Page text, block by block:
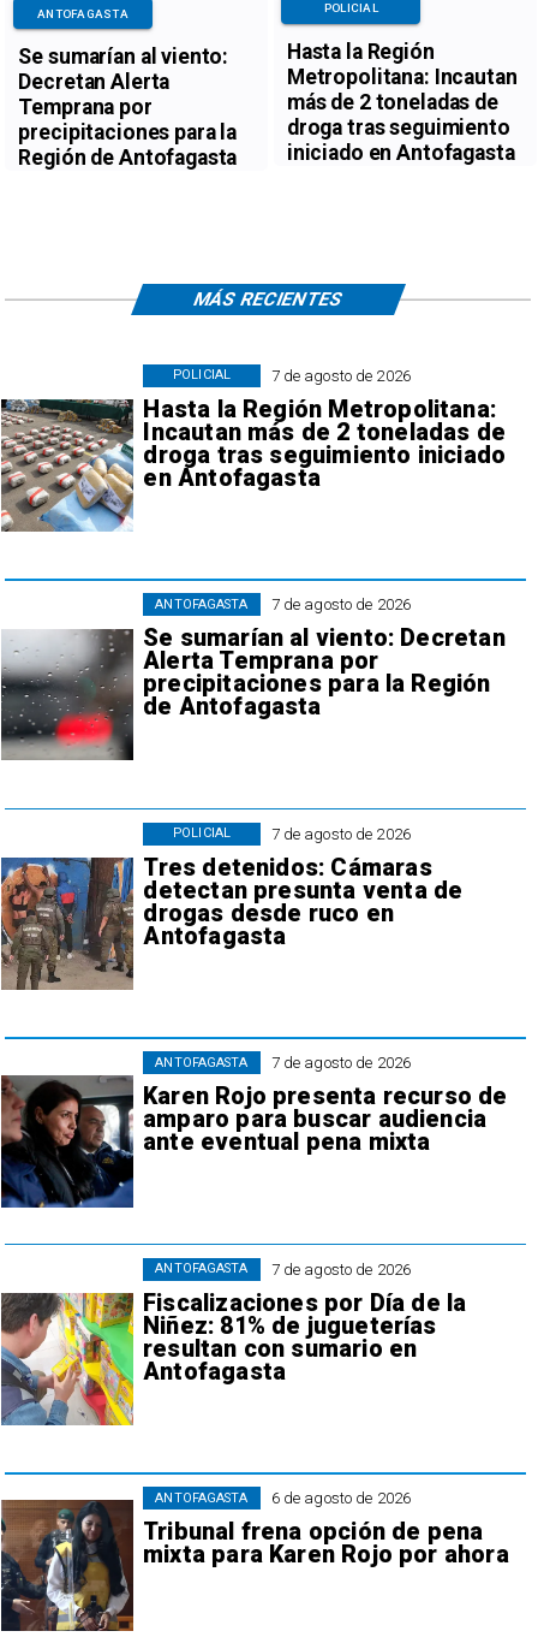
Se sumarían al viento:
Decretan Alerta
Temprana por
precipitaciones para la
Región de Antofagasta
ANTOFAGASTA
Hasta la Región
Metropolitana: Incautan
más de 2 toneladas de
droga tras seguimiento
iniciado en Antofagasta
POLICIAL
7 de agosto de 2026
Hasta la Región Metropolitana:
Incautan más de 2 toneladas de
droga tras seguimiento iniciado
en Antofagasta
POLICIAL
7 de agosto de 2026
Se sumarían al viento: Decretan
Alerta Temprana por
precipitaciones para la Región
de Antofagasta
ANTOFAGASTA
7 de agosto de 2026
Tres detenidos: Cámaras
detectan presunta venta de
drogas desde ruco en
Antofagasta
POLICIAL
7 de agosto de 2026
Karen Rojo presenta recurso de
amparo para buscar audiencia
ante eventual pena mixta
ANTOFAGASTA
7 de agosto de 2026
Fiscalizaciones por Día de la
Niñez: 81% de jugueterías
resultan con sumario en
Antofagasta
ANTOFAGASTA
6 de agosto de 2026
Tribunal frena opción de pena
mixta para Karen Rojo por ahora
ANTOFAGASTA
MÁS RECIENTES